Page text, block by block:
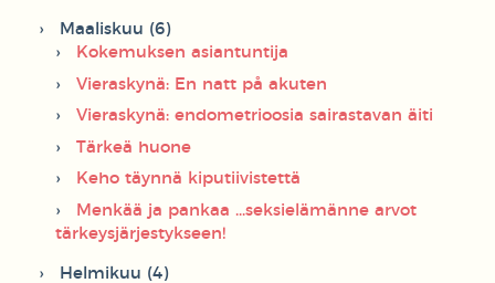
Maaliskuu (6)
Kokemuksen asiantuntija
Vieraskynä: En natt på akuten
Vieraskynä: endometrioosia sairastavan äiti
Tärkeä huone
Keho täynnä kiputiivistettä
Menkää ja pankaa ...seksielämänne arvot
tärkeysjärjestykseen!
Helmikuu (4)